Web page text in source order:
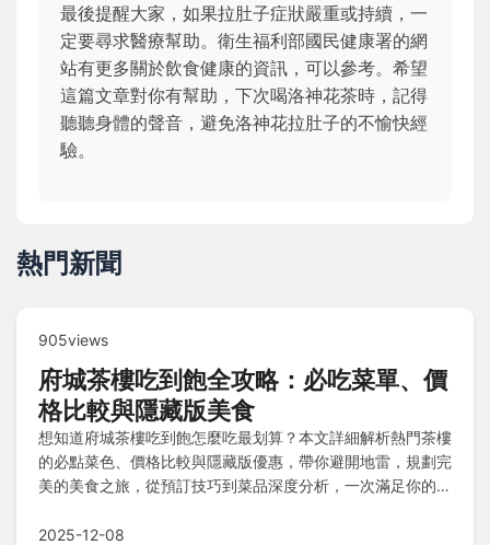
最後提醒大家，如果拉肚子症狀嚴重或持續，一
定要尋求醫療幫助。衛生福利部國民健康署的網
站有更多關於飲食健康的資訊，可以參考。希望
這篇文章對你有幫助，下次喝洛神花茶時，記得
聽聽身體的聲音，避免洛神花拉肚子的不愉快經
驗。
熱門新聞
905views
府城茶樓吃到飽全攻略：必吃菜單、價
格比較與隱藏版美食
想知道府城茶樓吃到飽怎麼吃最划算？本文詳細解析熱門茶樓
的必點菜色、價格比較與隱藏版優惠，帶你避開地雷，規劃完
美的美食之旅，從預訂技巧到菜品深度分析，一次滿足你的所
2025-12-08